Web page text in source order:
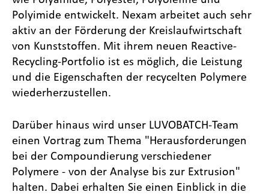
Polyimide entwickelt. Nexam arbeitet auch sehr
aktiv an der Förderung der Kreislaufwirtschaft
von Kunststoffen. Mit ihrem neuen Reactive-
Recycling-Portfolio ist es möglich, die Leistung
und die Eigenschaften der recycelten Polymere
wiederherzustellen.
Darüber hinaus wird unser LUVOBATCH-Team
einen Vortrag zum Thema "Herausforderungen
bei der Compoundierung verschiedener
Polymere - von der Analyse bis zur Extrusion"
halten. Dabei erhalten Sie einen Einblick in die